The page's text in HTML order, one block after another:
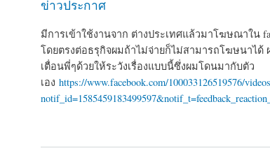
ข่าวประกาศ
มีการเข้าใช้งานจาก ต่างประเทศแล้วมาโฆษณาใน
โดยตรงต่อธรุกิจผมถ้าไม่จ่ายก็ไม่สามารถโฆษนาได้
เตื่อนพี่ๆด้วยให้ระวังเรื่องแบบนี้ซึ่งผมโดนมากับตัว
เอง https://www.facebook.com/100033126519576/
about ผมโดน Hack จาก iP